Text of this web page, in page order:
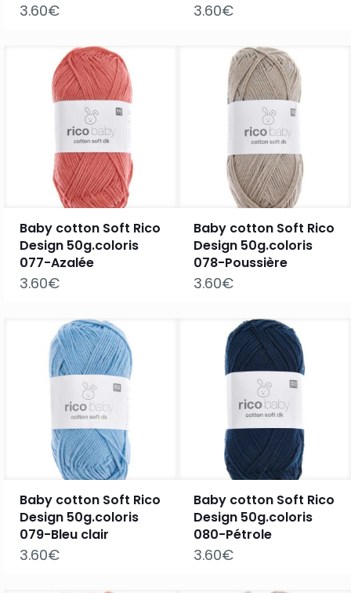
3.60€ 3.60€
Baby cotton Soft Rico
Design 50g.coloris
077-Azalée
3.60€
Baby cotton Soft Rico
Design 50g.coloris
078-Poussière
3.60€
Baby cotton Soft Rico
Design 50g.coloris
079-Bleu clair
3.60€
Baby cotton Soft Rico
Design 50g.coloris
080-Pétrole
3.60€